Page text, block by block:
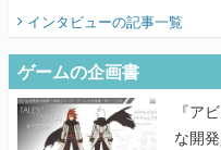
てみた
インタビューの記事一覧
ゲームの企画書
『ア
な開